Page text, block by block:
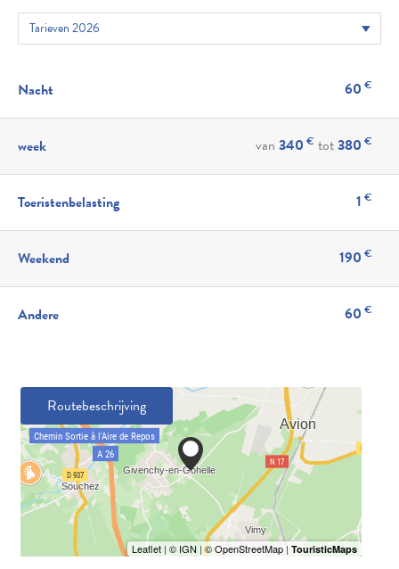
Nacht 60 €
week van 340 € tot380 €
Toeristenbelasting 1 €
Weekend 190 €
Andere 60 €
Routebeschrijving